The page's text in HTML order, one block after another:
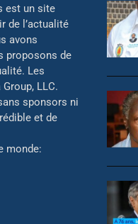
est un site
de l’actualité
avons
proposons de
Les
LLC.
sponsors ni
et de
monde: